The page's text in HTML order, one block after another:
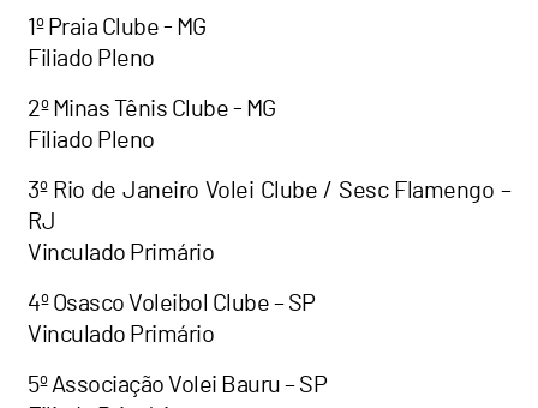
1º Praia Clube - MG
Filiado Pleno
2º Minas Tênis Clube - MG
Filiado Pleno
3º Rio de Janeiro Volei Clube / Sesc Flamengo –
RJ
Vinculado Primário
4º Osasco Voleibol Clube – SP
Vinculado Primário
5º Associação Volei Bauru – SP